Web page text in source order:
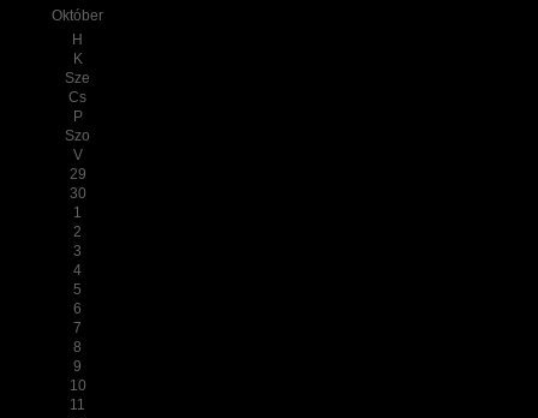
Október
H
K
Sze
Cs
P
Szo
V
29
30
1
2
3
4
5
6
7
8
9
10
11